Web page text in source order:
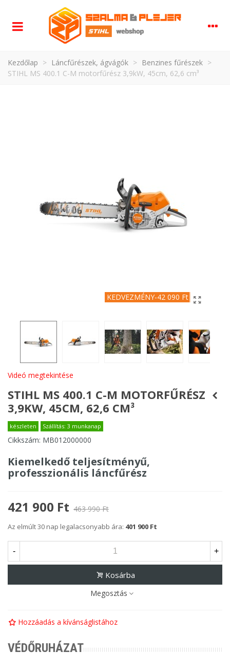
Kezdőlap > Láncfűrészek, ágvágók > Benzines fűrészek >
STIHL MS 400.1 C-M motorfűrész 3,9kW, 45cm, 62,6 cm³
KEDVEZMÉNY-42 090 Ft
Videó megtekintése
STIHL MS 400.1 C-M MOTORFŰRÉSZ
3,9KW, 45CM, 62,6 CM³
készleten Szállítás: 3 munkanap
Cikkszám: MB012000000
Kiemelkedő teljesítményű,
professzionális láncfűrész
421 900 Ft 463 990 Ft
Az elmúlt 30 nap legalacsonyabb ára: 401 900 Ft
- +
Kosárba
Megosztás
Hozzáadás a kívánságlistához
VÉDŐRUHÁZAT